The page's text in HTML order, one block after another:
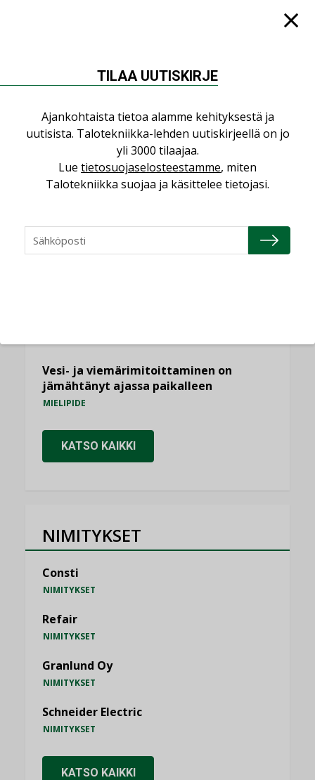
Puheista tekoihin – uusin teknologia
käyttöön kiinteistöissä
KOLUMNI
Yli miljoona kotia on vailla toimivaa
Vesi- ja viemärimitoittaminen on
jämähtänyt ajassa paikalleen
MIELIPIDE
KATSO KAIKKI
NIMITYKSET
Consti
NIMITYKSET
Refair
NIMITYKSET
Granlund Oy
NIMITYKSET
Schneider Electric
NIMITYKSET
KATSO KAIKKI
TILAA UUTISKIRJE
Ajankohtaista tietoa alamme kehityksestä ja
uutisista. Talotekniikka-lehden uutiskirjeellä on jo
yli 3000 tilaajaa.
Lue tietosuojaselosteestamme, miten
Talotekniikka suojaa ja käsittelee tietojasi.